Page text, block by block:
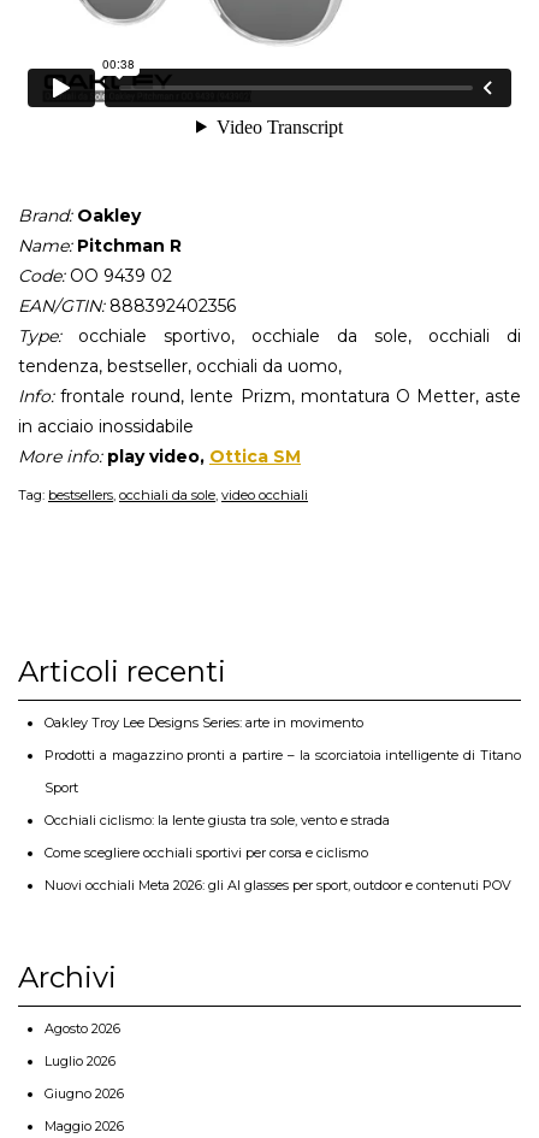
Brand:Oakley
Name:Pitchman R
Code:OO 9439 02
EAN/GTIN:888392402356
Type:occhiale sportivo, occhiale da sole, occhiali di
tendenza, bestseller, occhiali da uomo,
Info:frontale round, lente Prizm, montatura O Metter, aste
in acciaio inossidabile
More info:play video, Ottica SM
Tag: bestsellers, occhiali da sole, video occhiali
Articoli recenti
Oakley Troy Lee Designs Series: arte in movimento
Prodotti a magazzino pronti a partire – la scorciatoia intelligente di Titano
Sport
Occhiali ciclismo: la lente giusta tra sole, vento e strada
Come scegliere occhiali sportivi per corsa e ciclismo
Nuovi occhiali Meta 2026: gli AI glasses per sport, outdoor e contenuti POV
Archivi
Agosto 2026
Luglio 2026
Giugno 2026
Maggio 2026